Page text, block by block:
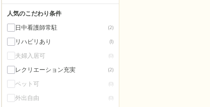
人気のこだわり条件
日中看護師常駐
(2)
リハビリあり (1)
夫婦入居可 (0)
レクリエーション充実 (2)
ペット可 (0)
外出自由 (0)